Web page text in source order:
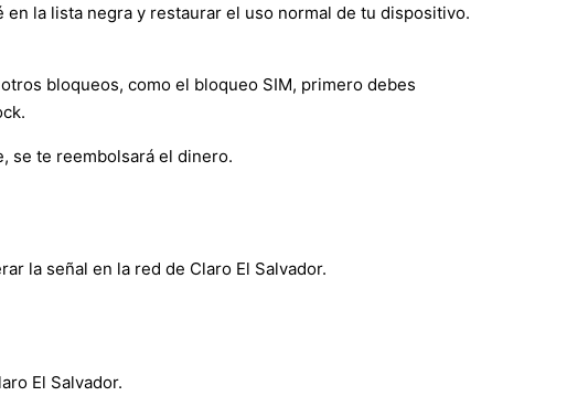
la lista negra y restaurar el uso normal de tu dispositivo.
bloqueos, como el bloqueo SIM, primero debes
se te reembolsará el dinero.
la señal en la red de Claro El Salvador.
El Salvador.